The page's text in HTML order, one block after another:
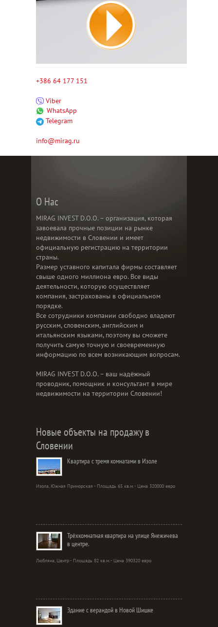
+386 64 177 151
Viber
WhatsApp
Telegram
info@mirag.ru
О Нас
MIRAG INVEST D.O.O. – организация, которая
завоевала прочные позиции на рынке
недвижимости в Словении и имеет
официальную регистрацию на территории
страны.
Размер уставного капитала фирмы составляет
свыше одного миллиона евро. Все виды
деятельности, которую осуществляет
компания, застрахованы в официальном
порядке.
Все сотрудники компании свободно владеют
русским, словенским, английским и
итальянским языками, поэтому вы сможете
получить самую точную и своевременную
информацию по всем возникающим вопросам.
MIRAG INVEST D.O.O. – ваш надёжный
проводник, помощник и консультант в мире
недвижимости на территории Словении!
Новые объекты на продажу в
Словении
Квартира с тремя комнатами в Изоле
Изола, Южная Приморская - Площадь 65 кв.м. - Цена 320000 евро
Трёхкомнатная квартира на улице Янежичева
в центре.
Любляна, Центр - Площадь 82 кв.м. - Цена 390320 евро
Здание с верандой в Новой Шишке